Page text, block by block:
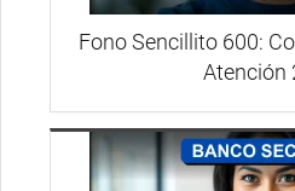
Fono Sencillito 600:
Atención